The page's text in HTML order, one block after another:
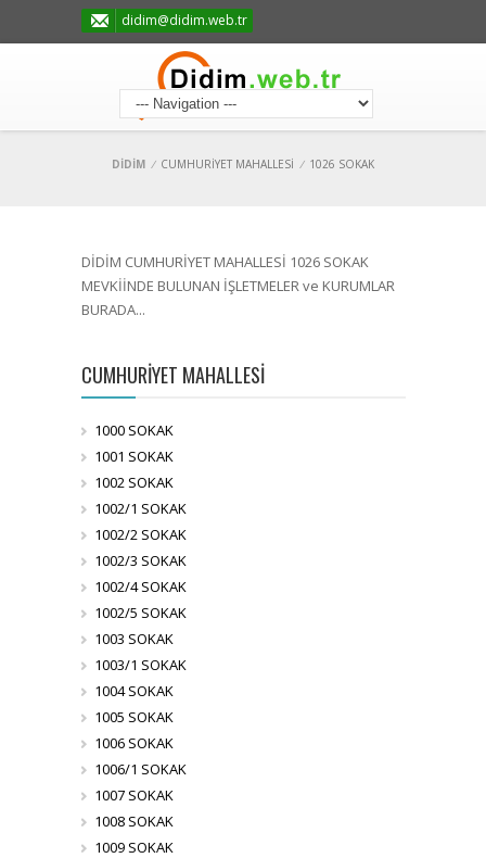
didim@didim.web.tr
DİDİM / CUMHURİYET MAHALLESİ / 1026 SOKAK
DİDİM CUMHURİYET MAHALLESİ 1026 SOKAK
MEVKİİNDE BULUNAN İŞLETMELER ve KURUMLAR
BURADA...
CUMHURİYET MAHALLESİ
1000 SOKAK
1001 SOKAK
1002 SOKAK
1002/1 SOKAK
1002/2 SOKAK
1002/3 SOKAK
1002/4 SOKAK
1002/5 SOKAK
1003 SOKAK
1003/1 SOKAK
1004 SOKAK
1005 SOKAK
1006 SOKAK
1006/1 SOKAK
1007 SOKAK
1008 SOKAK
1009 SOKAK